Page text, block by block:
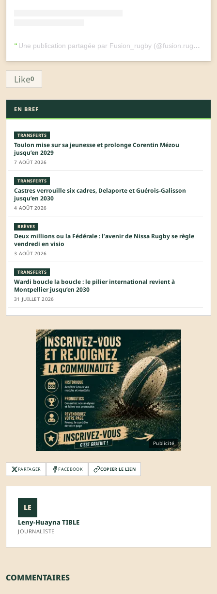
Une publication partagée par Fusion_rugby (@fusion.rugby)
Like0
EN BREF
TRANSFERTS
Toulon mise sur sa jeunesse et prolonge Corentin Mézou
jusqu’en 2029
7 AOÛT 2026
TRANSFERTS
Castres verrouille six cadres, Delaporte et Guérois-Galisson
jusqu’en 2030
4 AOÛT 2026
BRÈVES
Deux millions ou la Fédérale : l’avenir de Nissa Rugby se règle
vendredi en visio
3 AOÛT 2026
TRANSFERTS
Wardi boucle la boucle : le pilier international revient à
Montpellier jusqu’en 2030
31 JUILLET 2026
Publicité
PARTAGER FACEBOOK COPIER LE LIEN
LE
Leny-Huayna TIBLE
JOURNALISTE
COMMENTAIRES